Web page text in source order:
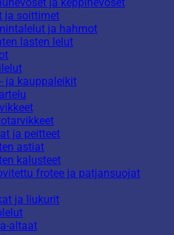
ja soittimet
ja hahmot
lasten lelut
ja kauppaleikit
ja peitteet
astiat
kalusteet
frotee ja patjansuojat
ja liukurit
altaat